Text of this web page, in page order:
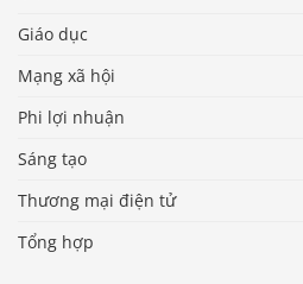
Giáo dục
Mạng xã hội
Phi lợi nhuận
Sáng tạo
Thương mại điện tử
Tổng hợp